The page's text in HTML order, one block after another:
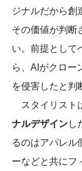
ジナルだから創
その価値が判断
い。前提として
ら、AIがクロー
を侵害したと判
スタイリスト
ナルデザインし
るのはアパレル
ーなどと共にフ